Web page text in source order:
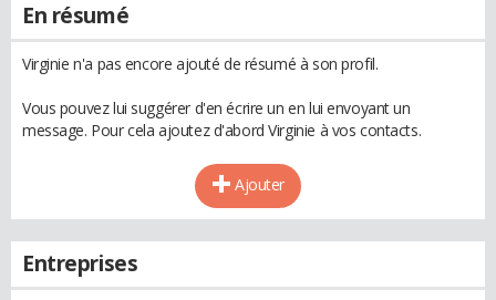
En résumé
Virginie n'a pas encore ajouté de résumé à son profil.
Vous pouvez lui suggérer d'en écrire un en lui envoyant un
message. Pour cela ajoutez d'abord Virginie à vos contacts.
Ajouter
Entreprises